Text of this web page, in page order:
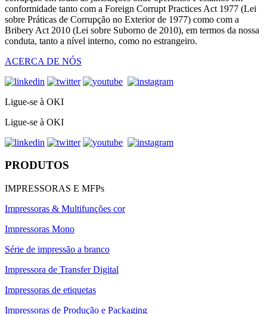
conformidade tanto com a Foreign Corrupt Practices Act 1977 (Lei
sobre Práticas de Corrupção no Exterior de 1977) como com a
Bribery Act 2010 (Lei sobre Suborno de 2010), em termos da nossa
conduta, tanto a nível interno, como no estrangeiro.
ACERCA DE NÓS
Ligue-se à OKI
Ligue-se à OKI
PRODUTOS
IMPRESSORAS E MFPs
Impressoras & Multifunções cor
Impressoras Mono
Série de impressão a branco
Impressora de Transfer Digital
Impressoras de etiquetas
Impressoras de Produção e Packaging